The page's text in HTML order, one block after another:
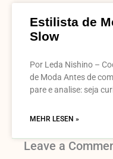
Estilista de
Slow
Por Leda Nishino –
de Moda Antes de
pare e analise: seja
MEHR LESEN »
Leave a